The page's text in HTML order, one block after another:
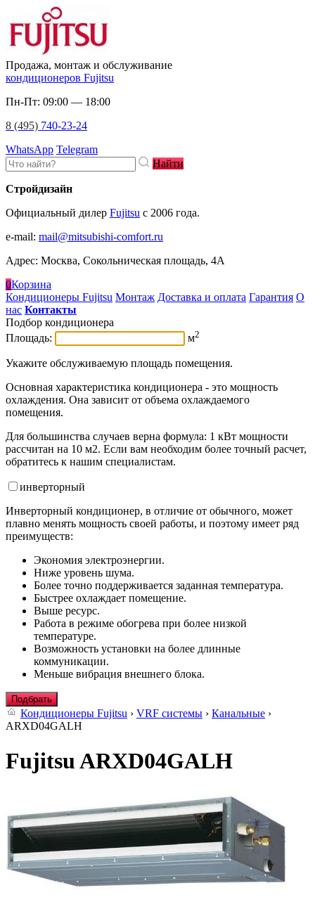
Продажа, монтаж и обслуживание
кондиционеров Fujitsu
Пн-Пт: 09:00 — 18:00
8 (495) 740-23-24
WhatsApp Telegram
Найти
Стройдизайн
Официальный дилер Fujitsu c 2006 года.
e-mail: mail@mitsubishi-comfort.ru
Адрес: Москва, Сокольническая площадь, 4А
0Корзина
Кондиционеры Fujitsu Монтаж Доставка и оплата Гарантия О
нас Контакты
Подбор кондиционера
Площадь:
м2
Укажите обслуживаемую площадь помещения.
Основная характеристика кондиционера - это мощность
охлаждения. Она зависит от объема охлаждаемого
помещения.
Для большинства случаев верна формула: 1 кВт мощности
рассчитан на 10 м2. Если вам необходим более точный расчет,
обратитесь к нашим специалистам.
инверторный
Инверторный кондиционер, в отличие от обычного, может
плавно менять мощность своей работы, и поэтому имеет ряд
преимуществ:
Экономия электроэнергии.
Ниже уровень шума.
Более точно поддерживается заданная температура.
Быстрее охлаждает помещение.
Выше ресурс.
Работа в режиме обогрева при более низкой
температуре.
Возможность установки на более длинные
коммуникации.
Меньше вибрация внешнего блока.
Подбрать
Кондиционеры Fujitsu › VRF системы › Канальные ›
ARXD04GALH
Fujitsu ARXD04GALH